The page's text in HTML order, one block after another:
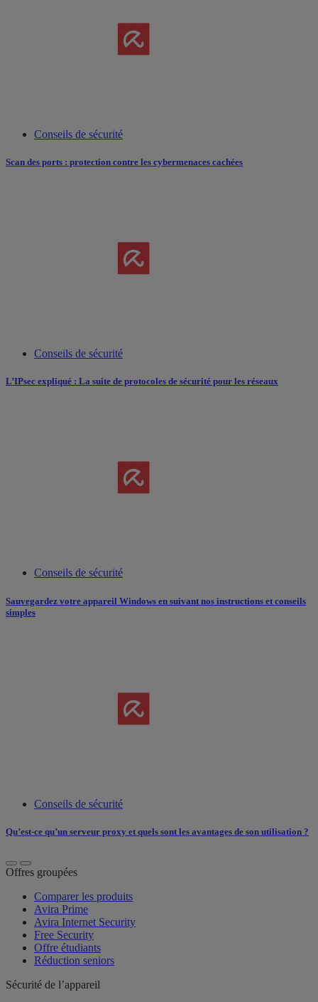
Conseils de sécurité
Scan des ports : protection contre les cybermenaces cachées
Conseils de sécurité
L’IPsec expliqué : La suite de protocoles de sécurité pour les réseaux
Conseils de sécurité
Sauvegardez votre appareil Windows en suivant nos instructions et conseils
simples
Conseils de sécurité
Qu’est-ce qu’un serveur proxy et quels sont les avantages de son utilisation ?
Offres groupées
Comparer les produits
Avira Prime
Avira Internet Security
Free Security
Offre étudiants
Réduction seniors
Sécurité de l’appareil